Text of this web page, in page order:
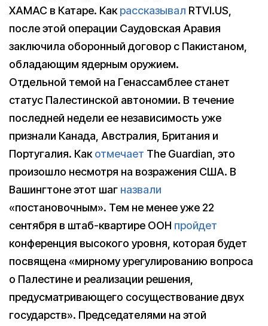
ХАМАС в Катаре. Какрассказывал RTVI.US,
после этой операции Саудовская Аравия
заключила оборонный договор с Пакистаном,
обладающим ядерным оружием.
Отдельной темой на Генассамблее станет
статус Палестинской автономии. В течение
последней недели ее независимость уже
признали Канада, Австралия, Британия и
Португалия. Какотмечает The Guardian, это
произошло несмотря на возражения США. В
Вашингтоне этот шаг назвали
«постановочным». Тем не менее уже 22
сентября в штаб-квартире ООН пройдет
конференция высокого уровня, которая будет
посвящена «мирному урегулированию вопроса
о Палестине и реализации решения,
предусматривающего сосуществование двух
государств». Председателями на этой